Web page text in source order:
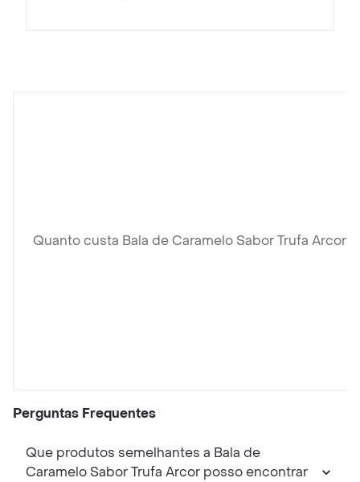
Quanto custa Bala de Caramelo Sabor Trufa Arcor?
Perguntas Frequentes
Que produtos semelhantes a Bala de
Caramelo Sabor Trufa Arcor posso encontrar